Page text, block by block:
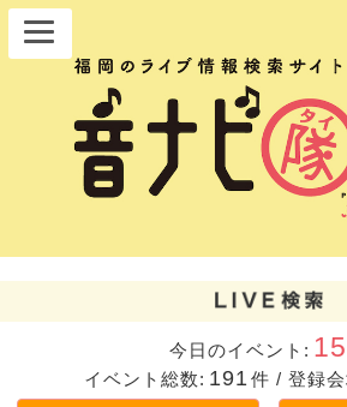
今日のイベント: 15
イベント総数: 191 件 / 登録